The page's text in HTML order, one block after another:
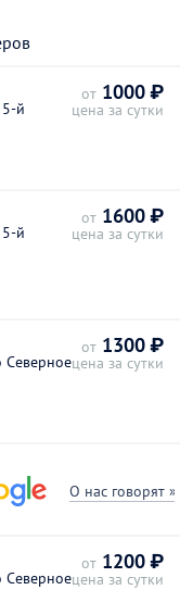
й
от 1000 ₽
цена за сутки
й
от 1600 ₽
цена за сутки
Северное
от 1300 ₽
цена за сутки
О нас говорят »
Северное
от 1200 ₽
цена за сутки